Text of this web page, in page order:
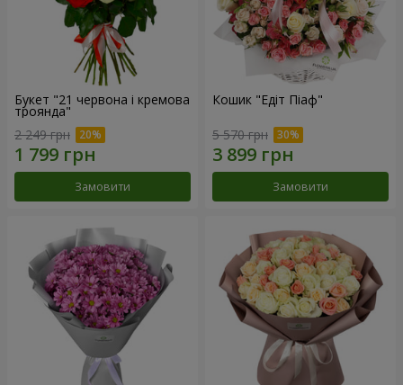
Букет "21 червона і кремова
троянда"
2 249 грн
Замовити
Кошик "Едіт Піаф"
5 570 грн
Замовити